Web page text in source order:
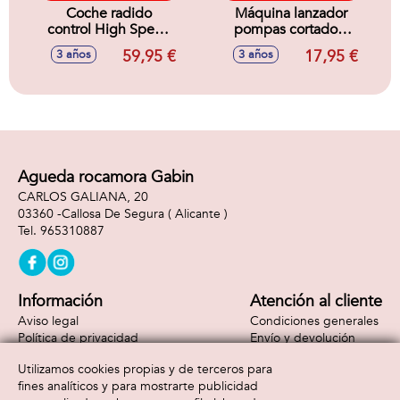
Coche radido
control High Speed
Hotrod Tiburón
2.4Ghz, echa
LED
3 años 59,95 €
Máquina lanzador
pompas cortadora
de cesped, botella
118 ml.
3 años 17,95 €
Agueda rocamora Gabin
CARLOS GALIANA, 20
03360 -Callosa De Segura ( Alicante )
965310887
Información
Aviso legal
Política de privacidad
Atención al cliente
Condiciones generales
Envío y devolución
Formas de pago
Utilizamos cookies propias y de terceros para
fines analíticos y para mostrarte publicidad